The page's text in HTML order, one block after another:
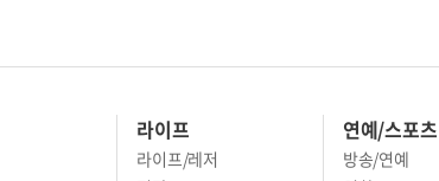
라이프
라이프/레저
연예/스포츠
방송/연예